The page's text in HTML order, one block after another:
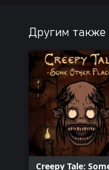
Другим также
Creepy Tale: